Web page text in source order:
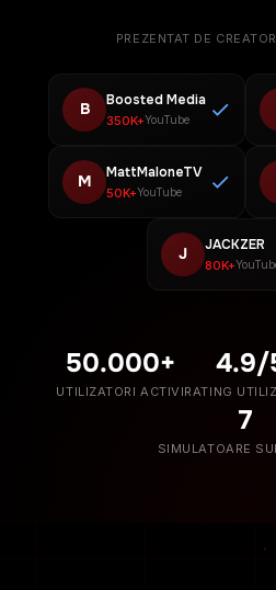
PREZENTAT DE
B Boosted Media
350K+YouTube
M MattMaloneTV
50K+YouTube
J JACKZER
80K+
50.000+
UTILIZATORI ACTIVI
4.9/
RATING
7
SIMULATOARE